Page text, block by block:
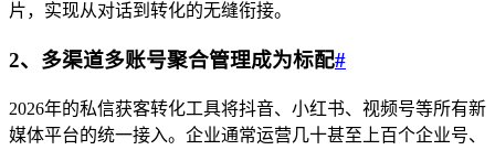
片，实现从对话到转化的无缝衔接。
2、多渠道多账号聚合管理成为标配#
2026年的私信获客转化工具将抖音、小红书、视频号等所有新
媒体平台的统一接入。企业通常运营几十甚至上百个企业号、